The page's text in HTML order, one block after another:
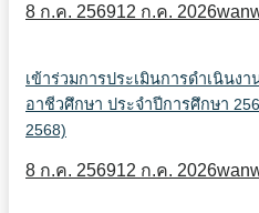
8 ก.ค. 256912 ก.ค. 2026
เข้าร่วมการประเมินการดำเนินง
อาชีวศึกษา ประจำปีการศึกษา
2568)
8 ก.ค. 256912 ก.ค. 2026